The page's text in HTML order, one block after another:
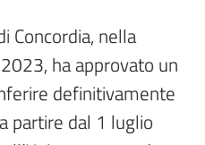
Concordia, nella
ha approvato un
definitivamente
partire dal 1 luglio